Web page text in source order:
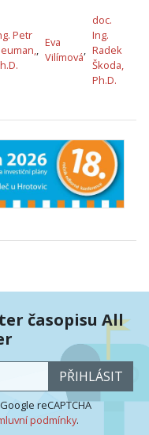
Petr
,
Eva
Vilímová
,
doc.
Ing.
Radek
Škoda,
Ph.D.
časopisu All
PŘIHLÁSIT
reCAPTCHA
podmínky.